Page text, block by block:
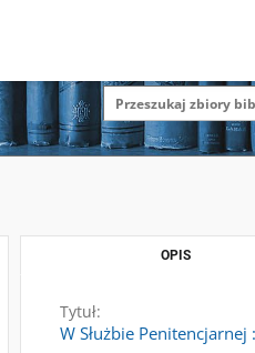
OPIS
Tytuł:
W Służbie